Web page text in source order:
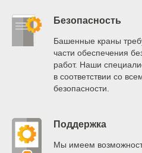
Безопасность
Башенные краны
части обеспечения
работ. Наши
в соответствии со
безопасности.
Поддержка
Мы имеем